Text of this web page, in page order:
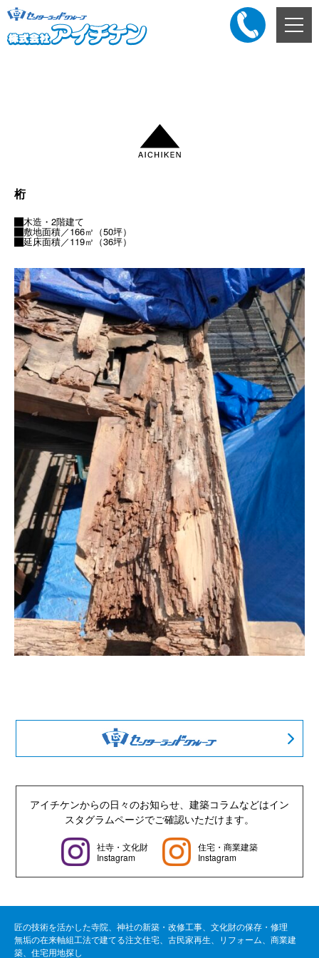
メ
ニ
桁
木造・2階建て
敷地面積／166㎡（50坪）
延床面積／119㎡（36坪）
アイチケンからの日々のお知らせ、建築コラムなどはイン
スタグラムページでご確認いただけます。
社寺・文化財
Instagram
住宅・商業建築
Instagram
匠の技術を活かした寺院、神社の新築・改修工事、文化財の保存・修理
無垢の在来軸組工法で建てる注文住宅、古民家再生、リフォーム、商業建
築、住宅用地探し